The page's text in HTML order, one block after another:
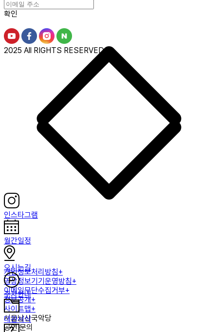
인스타그램
월간일정
오시는길
주차안내
대관서식
확인
2025 All RIGHTS RESERVED.
개인정보처리방침+
영상정보기기운영방침+
이메일무단수집거부+
정보공개+
사이트맵+
서울남산국악당
공연 문의